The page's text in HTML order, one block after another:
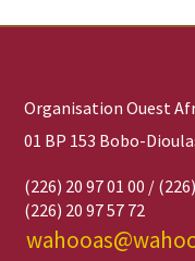
Organisation Ouest
01 BP 153 Bobo-
(226) 20 97 01 00 /
(226) 20 97 57 72